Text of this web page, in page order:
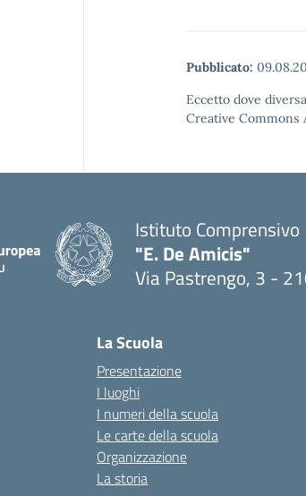
Pubblicato:
Eccetto dove
Creative Commons
Istituto Comprensivo
"E. De Amicis"
Via Pastrengo, 3 -
La Scuola
Presentazione
I luoghi
I numeri della scuola
Le carte della scuola
Organizzazione
La storia